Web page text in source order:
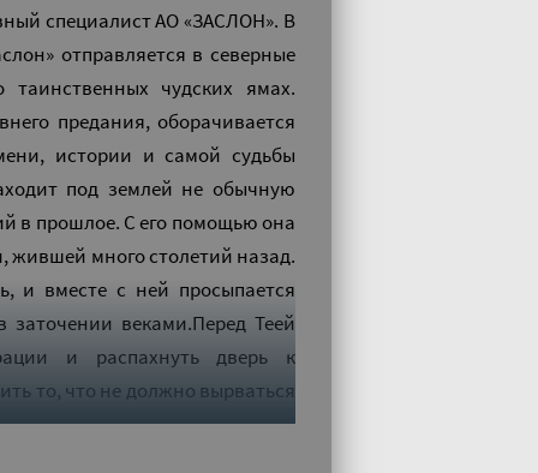
специалист АО «ЗАСЛОН». В
отправляется в северные
чудских ямах.
предания, оборачивается
истории и самой судьбы
под землей не обычную
в прошлое. С его помощью она
жившей много столетий назад.
и вместе с ней просыпается
веками.Перед Теей
и распахнуть дверь к
то, что не должно вырваться